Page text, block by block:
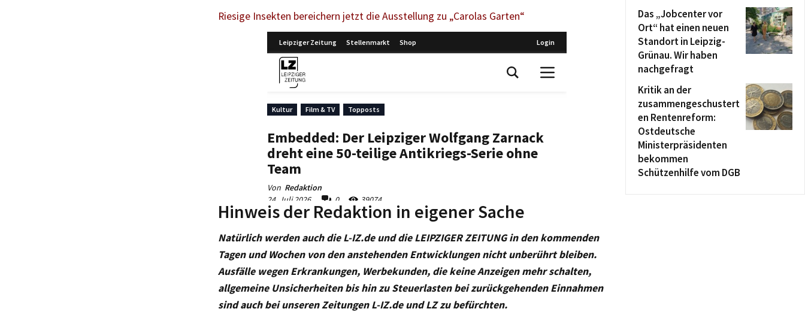
Riesige Insekten bereichern jetzt die Ausstellung zu „Carolas Garten“
Hinweis der Redaktion in eigener Sache
Natürlich werden auch die L-IZ.de und die LEIPZIGER ZEITUNG in den kommenden
Tagen und Wochen von den anstehenden Entwicklungen nicht unberührt bleiben.
Ausfälle wegen Erkrankungen, Werbekunden, die keine Anzeigen mehr schalten,
allgemeine Unsicherheiten bis hin zu Steuerlasten bei zurückgehenden Einnahmen
sind auch bei unseren Zeitungen L-IZ.de und LZ zu befürchten.
Das „Jobcenter vor
Ort“ hat einen neuen
Standort in Leipzig-
Grünau. Wir haben
nachgefragt
Kritik an der
zusammengeschustert
en Rentenreform:
Ostdeutsche
Ministerpräsidenten
bekommen
Schützenhilfe vom DGB